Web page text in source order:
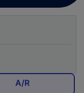
A/R